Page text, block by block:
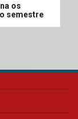
os
semestre